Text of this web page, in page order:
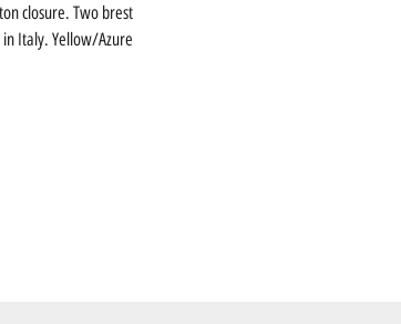
closure. Two brest
Italy. Yellow/Azure